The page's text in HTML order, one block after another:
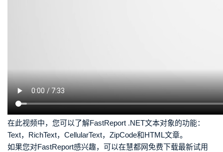
在此视频中，您可以了解FastReport .NET文本对象的功能：
Text，RichText，CellularText，ZipCode和HTML文章。
如果您对FastReport感兴趣，可以在慧都网免费下载最新试用